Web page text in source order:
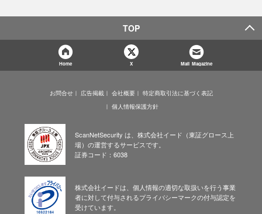
TOP
Home X Mail Magazine
お問合せ 広告掲載 会社概要
特定商取引法に基づく表記
個人情報保護方針
ScanNetSecurity は、株式会社イード（東証グロース上
場）の運営するサービスです。
証券コード：6038
株式会社イードは、個人情報の適切な取扱いを行う事業
者に対して付与されるプライバシーマークの付与認定を
受けています。